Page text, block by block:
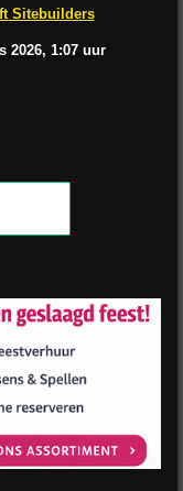
u
b
e
s
A
p
p
Sitebuilders
2026, 1:07 uur